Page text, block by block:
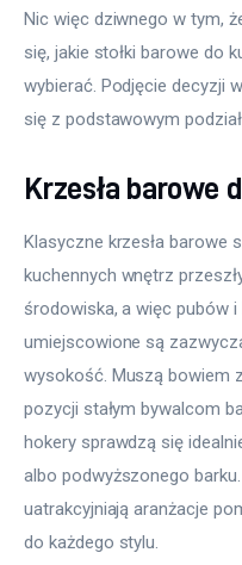
Nic więc dziwnego w tym,
się, jakie stołki barowe do
wybierać. Podjęcie decyzji
się z podstawowym
Krzesła barowe
Klasyczne krzesła barowe
kuchennych wnętrz
środowiska, a więc pubów
umiejscowione są
wysokość. Muszą bowiem
pozycji stałym bywalcom
hokery sprawdzą się
albo podwyższonego
uatrakcyjniają aranżacje
do każdego stylu.